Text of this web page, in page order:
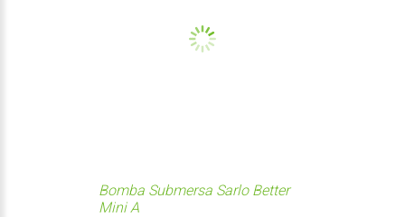
Bomba Submersa Sarlo Better
Mini A